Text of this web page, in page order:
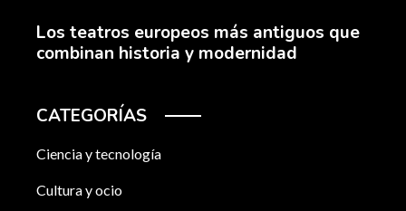
Los teatros europeos más antiguos que
combinan historia y modernidad
CATEGORÍAS
Ciencia y tecnología
Cultura y ocio